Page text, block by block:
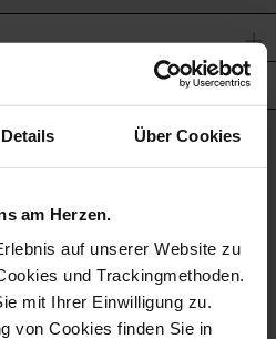
Details Über Cookies
am Herzen.
auf unserer Website zu
und Trackingmethoden.
mit Ihrer Einwilligung zu.
von Cookies finden Sie in
Handmade in